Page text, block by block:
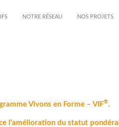
NOTRE RÉSEAU NOS PROJETS
Vivons en Forme – VIF®.
l’amélioration du statut